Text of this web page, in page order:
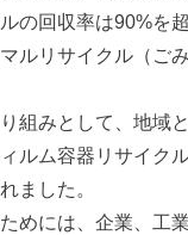
の回収率は90%を
ルリサイクル（ご
組みとして、地域
ルム容器リサイク
ました。
めには、企業、工